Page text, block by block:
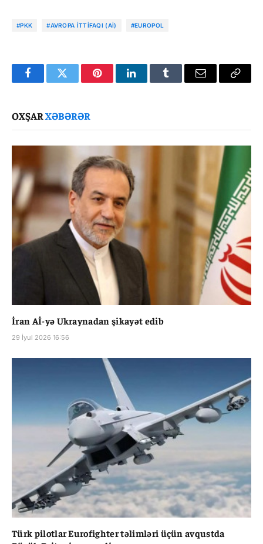
#PKK #AVROPA İTTIFAQI (Aİ) #EUROPOL
FacebookTwitter PinterestLinkedInTumblr Email
Copy
OXŞARXƏBƏRƏR
İran Aİ-yə Ukraynadan şikayət edib
29 İyul 2026 16:56
Türk pilotlar Eurofighter təlimləri üçün avqustda